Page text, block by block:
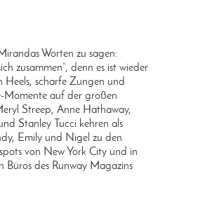
Worten zu sagen:
zusammen“, denn es ist wieder
scharfe Zungen und
Momente auf der großen
Streep, Anne Hathaway,
Stanley Tucci kehren als
Emily und Nigel zu den
von New York City und in
Büros des Runway Magazins